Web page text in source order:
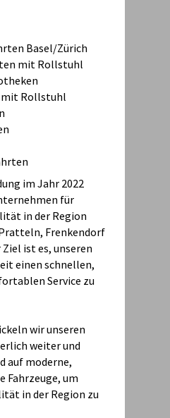
Basel/Zürich
mit Rollstuhl
mit Rollstuhl
im Jahr 2022
für
in der Region
Frenkendorf
Ziel ist es, unseren
einen schnellen,
Service zu
wir unseren
weiter und
auf moderne,
Fahrzeuge, um
in der Region zu